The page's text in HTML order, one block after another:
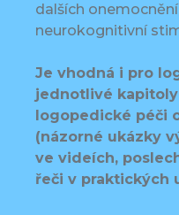
dalších
neurokognitivní
Je vhodná i pro
jednotlivé
logopedické péči
(názorné ukázky
ve videích,
řeči v praktických